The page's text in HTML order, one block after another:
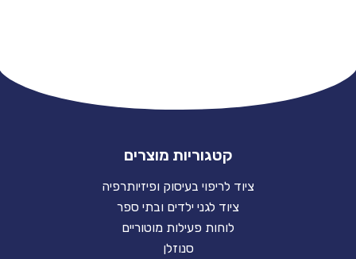
קטגוריות מוצרים
ציוד לריפוי בעיסוק ופיזיותרפיה
ציוד לגני ילדים ובתי ספר
לוחות פעילות מוטוריים
סנוזלן